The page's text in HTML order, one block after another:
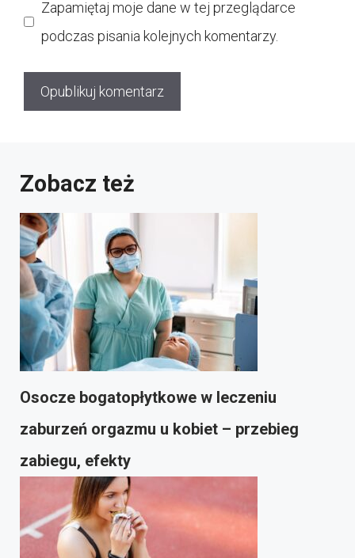
Zapamiętaj moje dane w tej przeglądarce
podczas pisania kolejnych komentarzy.
Zobacz też
Osocze bogatopłytkowe w leczeniu
zaburzeń orgazmu u kobiet – przebieg
zabiegu, efekty